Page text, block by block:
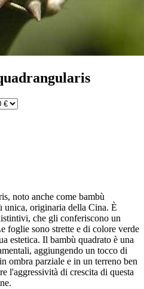
noto anche come bambù
unica, originaria della Cina. È
che gli conferiscono un
foglie sono strette e di colore verde
estetica. Il bambù quadrato è una
aggiungendo un tocco di
ombra parziale e in un terreno ben
l'aggressività di crescita di questa